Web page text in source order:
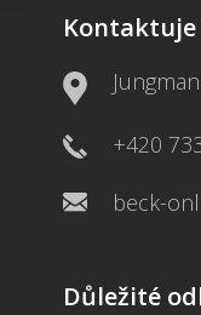
Kontaktuje
+420
beck-
Důležité